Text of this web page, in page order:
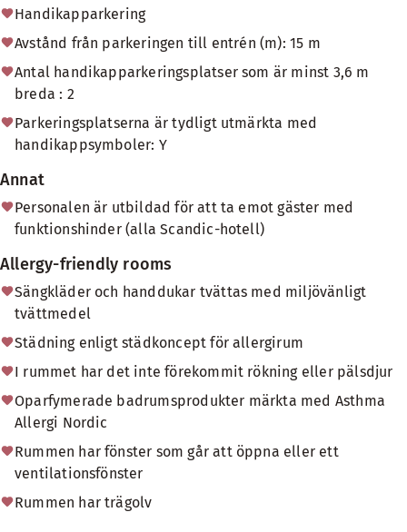
Handikapparkering
Avstånd från parkeringen till entrén (m): 15 m
Antal handikapparkeringsplatser som är minst 3,6 m
breda : 2
Parkeringsplatserna är tydligt utmärkta med
handikappsymboler: Y
Annat
Personalen är utbildad för att ta emot gäster med
funktionshinder (alla Scandic-hotell)
Allergy-friendly rooms
Sängkläder och handdukar tvättas med miljövänligt
tvättmedel
Städning enligt städkoncept för allergirum
I rummet har det inte förekommit rökning eller pälsdjur
Oparfymerade badrumsprodukter märkta med Asthma
Allergi Nordic
Rummen har fönster som går att öppna eller ett
ventilationsfönster
Rummen har trägolv